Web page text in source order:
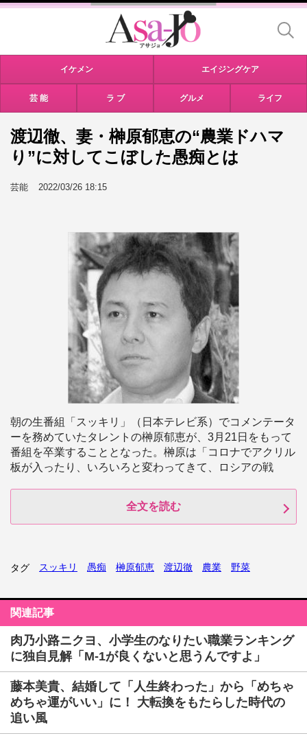
イケメン エイジングケア
芸 能 ラ ブ グルメ ライフ
渡辺徹、妻・榊原郁恵の“農業ドハマ
り”に対してこぼした愚痴とは
芸能 2022/03/26 18:15
朝の生番組「スッキリ」（日本テレビ系）でコメンテータ
ーを務めていたタレントの榊原郁恵が、3月21日をもって
番組を卒業することとなった。榊原は「コロナでアクリル
板が入ったり、いろいろと変わってきて、ロシアの戦
全文を読む
タグ スッキリ 愚痴 榊原郁恵 渡辺徹 農業 野菜
関連記事
肉乃小路ニクヨ、小学生のなりたい職業ランキング
に独自見解「M-1が良くないと思うんですよ」
藤本美貴、結婚して「人生終わった」から「めちゃ
めちゃ運がいい」に！ 大転換をもたらした時代の
追い風